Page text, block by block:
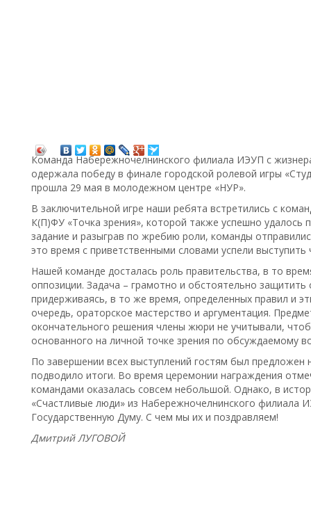
Команда Набережночелнинского филиала ИЭУП с
одержала победу в финале городской ролевой игры
прошла 29 мая в молодежном центре «НУР».
В заключительной игре наши ребята встретились с
К(П)ФУ «Точка зрения», которой также успешно удалось
задание и разыграв по жребию роли, команды
это время с приветственными словами успели
Нашей команде досталась роль правительства, в то
оппозиции. Задача – грамотно и обстоятельно
придерживаясь, в то же время, определенных правил и
очередь, ораторское мастерство и аргументация.
окончательного решения члены жюри не учитывали,
основанного на личной точке зрения по обсуждаемому
По завершении всех выступлений гостям был
подводило итоги. Во время церемонии награждения
командами оказалась совсем небольшой. Однако, в
«Счастливые люди» из Набережночелнинского филиала
Государственную Думу. С чем мы их и поздравляем!
Дмитрий ЛУГОВОЙ